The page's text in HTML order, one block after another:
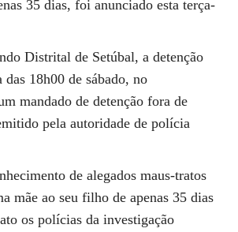
35 dias, foi anunciado esta terça-
Distrital de Setúbal, a detenção
18h00 de sábado, no
mandado de detenção fora de
pela autoridade de polícia
de alegados maus-tratos
mãe ao seu filho de apenas 35 dias
os polícias da investigação